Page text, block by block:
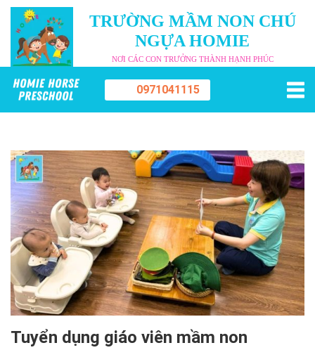
TRƯỜNG MẦM NON CHÚ
NGỰA HOMIE
NƠI CÁC CON TRƯỞNG THÀNH HẠNH PHÚC
0971041115
Tuyển dụng giáo viên mầm non